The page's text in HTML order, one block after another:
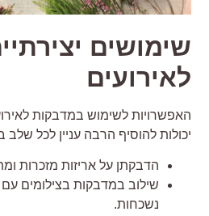
שימושים
לאירועים
האפשרויות לשימוש במדבקות לאירועים
יכולות להוסיף הרבה עניין לכל שלב
הדבקתן על אריזות מזכרות
שילוב במדבקות בצילומים עם
נשכחות.